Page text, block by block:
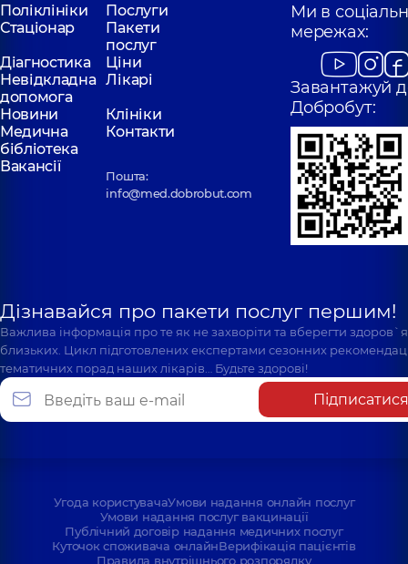
Поліклініки
Послуги
Стаціонар
Пакети
послуг
Діагностика
Ціни
Невідкладна
допомога
Лікарі
Новини
Клініки
Медична
бібліотека
Контакти
Вакансії
Пошта:
info@med.dobrobut.com
Ми в
мережах:
Завантажуй
Добробут:
Дізнавайся про пакети послуг першим!
Важлива інформація про те як не захворіти та вберегти
близьких. Цикл підготовлених експертами сезонних
тематичних порад наших лікарів… Будьте здорові!
Підписатися
Угода користувачаУмови надання онлайн послуг
Умови надання послуг вакцинації
Публічний договір надання медичних послуг
Куточок споживача онлайнВерифікація пацієнтів
Правила внутрішнього розпорядку